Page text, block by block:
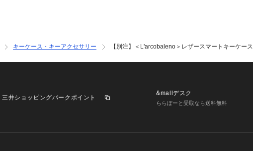
キーケース・キーアクセサリー 【別注】＜L'arcobaleno＞レザースマートキーケース
三井ショッピングパークポイント
&mallデスク
ららぽーと受取なら送料無料